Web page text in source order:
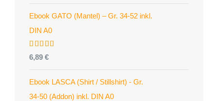
von 5
Ebook GATO (Mantel) – Gr. 34-52 inkl.
DIN A0
Bewertet
mit5.00
von 5
6,89 €
Ebook LASCA (Shirt / Stillshirt) - Gr.
34-50 (Addon) inkl. DIN A0